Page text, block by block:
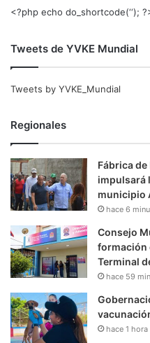
<?php echo do_shortcode(‘‘);
Tweets de YVKE Mundial
Tweets by YVKE_Mundial
Regionales
Fábrica
impulsará
municipio
hace 6
Consejo
formación
Terminal
hace 59
hace 1 hora